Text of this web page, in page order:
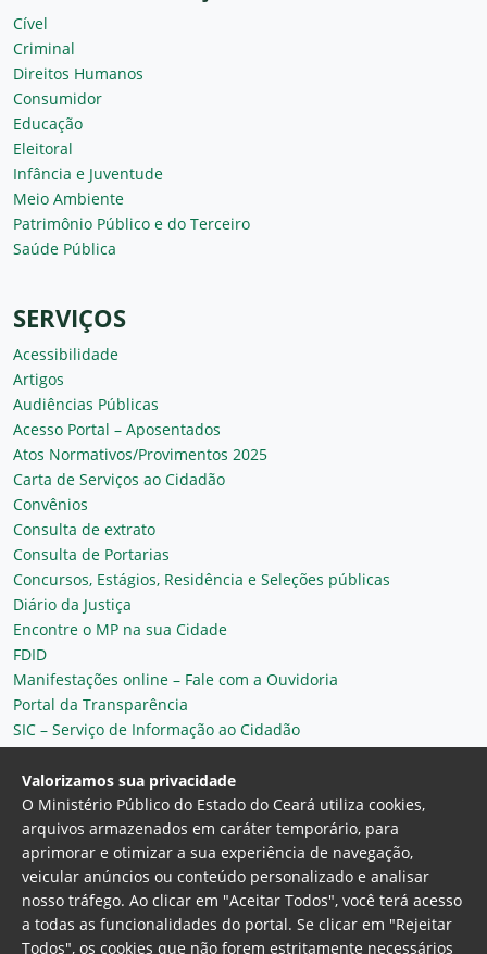
Cível
Criminal
Direitos Humanos
Consumidor
Educação
Eleitoral
Infância e Juventude
Meio Ambiente
Patrimônio Público e do Terceiro
Saúde Pública
SERVIÇOS
Acessibilidade
Artigos
Audiências Públicas
Acesso Portal – Aposentados
Atos Normativos/Provimentos 2025
Carta de Serviços ao Cidadão
Convênios
Consulta de extrato
Consulta de Portarias
Concursos, Estágios, Residência e Seleções públicas
Diário da Justiça
Encontre o MP na sua Cidade
FDID
Manifestações online – Fale com a Ouvidoria
Portal da Transparência
SIC – Serviço de Informação ao Cidadão
Plantão MP do Ceará
Secretaria Geral
Valorizamos sua privacidade
O Ministério Público do Estado do Ceará utiliza cookies,
arquivos armazenados em caráter temporário, para
aprimorar e otimizar a sua experiência de navegação,
veicular anúncios ou conteúdo personalizado e analisar
nosso tráfego. Ao clicar em "Aceitar Todos", você terá acesso
a todas as funcionalidades do portal. Se clicar em "Rejeitar
Todos", os cookies que não forem estritamente necessários